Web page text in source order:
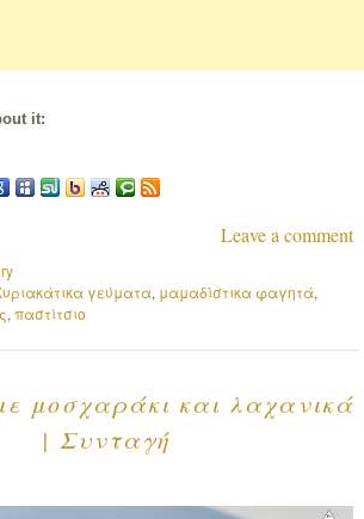
it:
Leave a comment
γεύματα, μαμαδίστικα φαγητά,
,παστίτσιο
μοσχαράκι και λαχανικά
| Συνταγή